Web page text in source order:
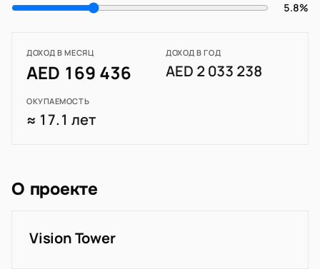
5.8%
ДОХОД В МЕСЯЦ
AED 169 436
ДОХОД В ГОД
AED 2 033 238
ОКУПАЕМОСТЬ
≈ 17.1 лет
О проекте
Vision Tower